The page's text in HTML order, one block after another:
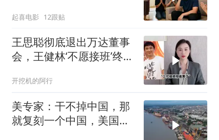
起喜电影 12跟贴
王思聪彻底退出万达董事
会，王健林‘不愿接班’终究
开挖机的阿行
美专家：干不掉中国，那
就复刻一个中国，美国看